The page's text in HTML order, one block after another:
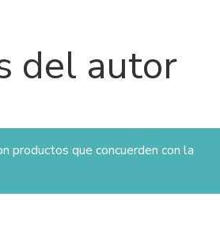
del autor
productos que concuerden con la